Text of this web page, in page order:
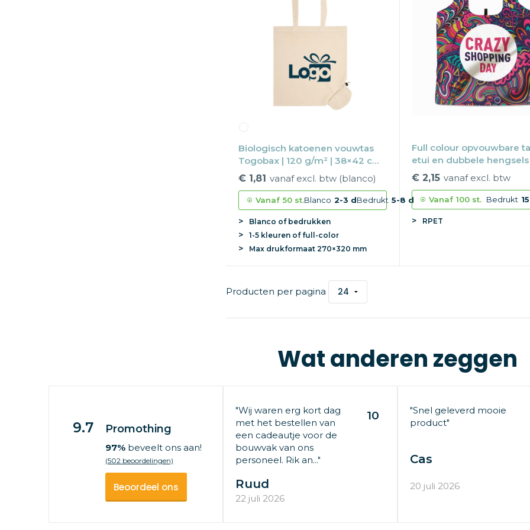
Biologisch katoenen vouwtas
Togobax | 120 g/m² | 38×42 cm |
Lange hengsels
€ 1,81 vanaf excl. btw (blanco)
Vanaf 50 st.Blanco 2-3 dBedrukt 5-8 d
Blanco of bedrukken
1-5 kleuren of full-color
Max drukformaat 270×320 mm
Full colour opvouwbare
etui en dubbele hengsels
€ 2,15 vanaf excl. btw
Vanaf 100 st. Bedrukt
RPET
Producten per pagina
Wat anderen zeggen
9.7 Promothing
97%beveelt ons aan!
(502 beoordelingen)
Beoordeel ons
"Wij waren erg kort dag
met het bestellen van
een cadeautje voor de
bouwvak van ons
personeel. Rik an..."
10
Ruud
22 juli 2026
"Snel geleverd mooie
product"
Cas
20 juli 2026